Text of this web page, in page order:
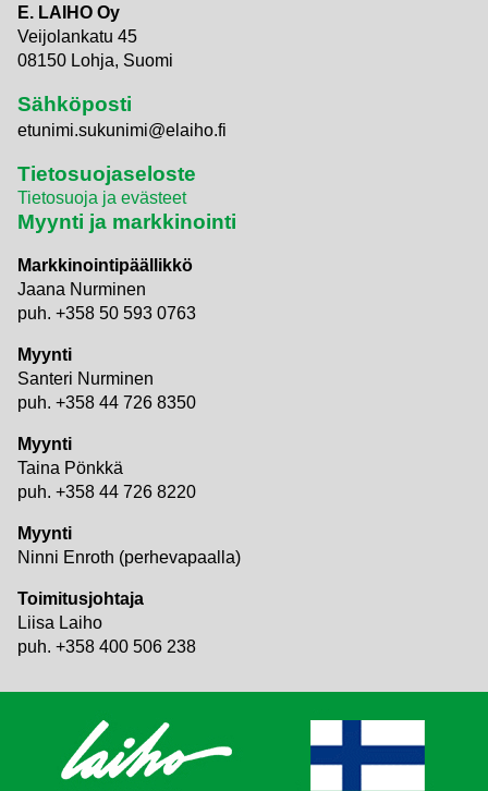
E. LAIHO Oy
Veijolankatu 45
08150 Lohja, Suomi
Sähköposti
etunimi.sukunimi@elaiho.fi
Tietosuojaseloste
Tietosuoja ja evästeet
Myynti ja markkinointi
Markkinointipäällikkö
Jaana Nurminen
puh. +358 50 593 0763
Myynti
Santeri Nurminen
puh. +358 44 726 8350
Myynti
Taina Pönkkä
puh. +358 44 726 8220
Myynti
Ninni Enroth (perhevapaalla)
Toimitusjohtaja
Liisa Laiho
puh. +358 400 506 238